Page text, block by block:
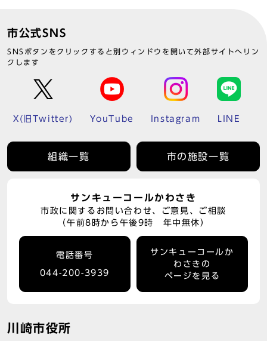
市公式SNS
SNSボタンをクリックすると別ウィンドウを開いて外部サイトへリン
クします
X(旧Twitter) YouTube Instagram LINE
組織一覧 市の施設一覧
サンキューコールかわさき
市政に関するお問い合わせ、ご意見、ご相談
（午前8時から午後9時 年中無休）
電話番号
044-200-3939
サンキューコールか
わさきの
ページを見る
川崎市役所